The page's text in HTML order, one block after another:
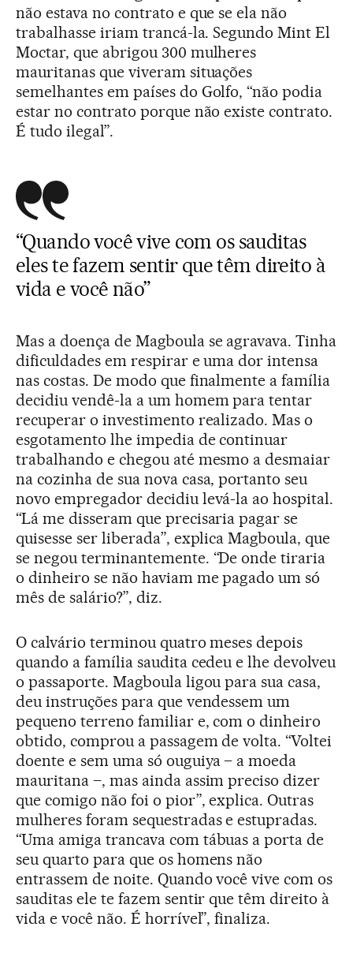
não estava no contrato e que se ela não
trabalhasse iriam trancá-la. Segundo Mint El
Moctar, que abrigou 300 mulheres
mauritanas que viveram situações
semelhantes em países do Golfo, “não podia
estar no contrato porque não existe contrato.
É tudo ilegal”.
“Quando você vive com os sauditas
eles te fazem sentir que têm direito à
vida e você não”
Mas a doença de Magboula se agravava. Tinha
dificuldades em respirar e uma dor intensa
nas costas. De modo que finalmente a família
decidiu vendê-la a um homem para tentar
recuperar o investimento realizado. Mas o
esgotamento lhe impedia de continuar
trabalhando e chegou até mesmo a desmaiar
na cozinha de sua nova casa, portanto seu
novo empregador decidiu levá-la ao hospital.
“Lá me disseram que precisaria pagar se
quisesse ser liberada”, explica Magboula, que
se negou terminantemente. “De onde tiraria
o dinheiro se não haviam me pagado um só
mês de salário?”, diz.
O calvário terminou quatro meses depois
quando a família saudita cedeu e lhe devolveu
o passaporte. Magboula ligou para sua casa,
deu instruções para que vendessem um
pequeno terreno familiar e, com o dinheiro
obtido, comprou a passagem de volta. “Voltei
doente e sem uma só ouguiya – a moeda
mauritana –, mas ainda assim preciso dizer
que comigo não foi o pior”, explica. Outras
mulheres foram sequestradas e estupradas.
“Uma amiga trancava com tábuas a porta de
seu quarto para que os homens não
entrassem de noite. Quando você vive com os
sauditas ele te fazem sentir que têm direito à
vida e você não. É horrível”, finaliza.